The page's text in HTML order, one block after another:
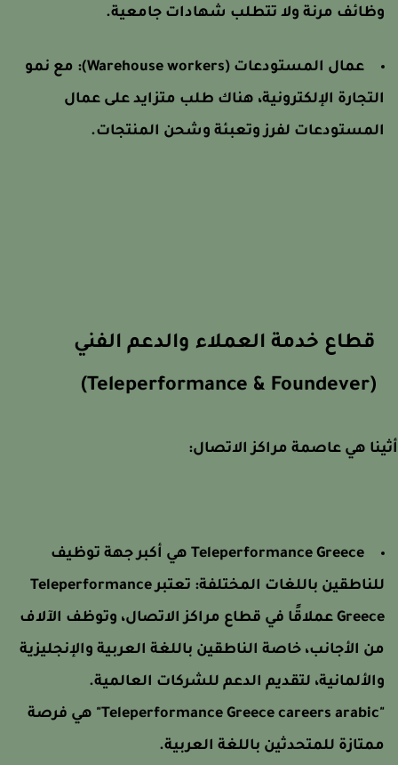
مرنة ولا تتطلب شهادات جامعية.
عمال المستودعات (Warehouse workers): مع نمو
الإلكترونية، هناك طلب متزايد على عمال
لفرز وتعبئة وشحن المنتجات.
قطاع خدمة العملاء والدعم الفني
هي عاصمة مراكز الاتصال:
Teleperformance Greece هي أكبر جهة توظيف
للناطقين باللغات المختلفة: تعتبر Teleperformance
Greece عملاقًا في قطاع مراكز الاتصال، وتوظف الآلاف
الأجانب، خاصة الناطقين باللغة العربية والإنجليزية
لتقديم الدعم للشركات العالمية.
"Teleperformance Greece careers arabic" هي فرصة
للمتحدثين باللغة العربية.